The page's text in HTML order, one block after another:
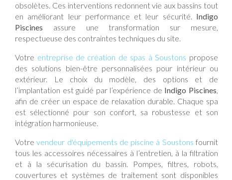
obsolètes. Ces interventions redonnent vie aux bassins tout
en améliorant leur performance et leur sécurité. Indigo
Piscines assure une transformation sur mesure,
respectueuse des contraintes techniques du site.
Votre entreprise de création de spas à Soustons propose
des solutions bien-être personnalisées pour intérieur ou
extérieur. Le choix du modèle, des options et de
l’implantation est guidé par l’expérience de Indigo Piscines
afin de créer un espace de relaxation durable. Chaque spa
est sélectionné pour son confort, sa robustesse et son
intégration harmonieuse.
Votrevendeur d'équipements de piscine à Soustons fournit
tous les accessoires nécessaires à l’entretien, à la filtration
et à la sécurisation du bassin. Pompes, filtres, robots,
couvertures et systèmes de traitement sont disponibles